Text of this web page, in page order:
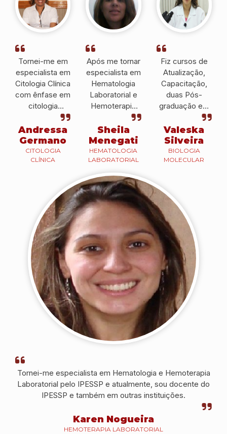
Tornei-me em
especialista em
Citologia Clínica
com ênfase em
citologia
cérvico-vaginal
pelo IPESSP e
atualmente é
Histotécnica no
Hospital
Andressa
Germano
CITOLOGIA
CLÍNICA
Após me tornar
especialista em
Hematologia
Laboratorial e
Hemoterapia
pelo IPESSP fui
convidada a ser
docente no
CEUNSP, em
Itu.
Sheila
Menegati
HEMATOLOGIA
LABORATORIAL
Fiz cursos de
Atualização,
Capacitação,
duas Pós-
graduação em
Hematologia e
Hemoterapia e
Biologia
Molecular que
me ajudaram a
profissional e a
prestar um bom
serviço.
Valeska
Silveira
BIOLOGIA
MOLECULAR
Tornei-me especialista em Hematologia e Hemoterapia
Laboratorial pelo IPESSP e atualmente, sou docente do
IPESSP e também em outras instituições.
Karen Nogueira
HEMOTERAPIA LABORATORIAL